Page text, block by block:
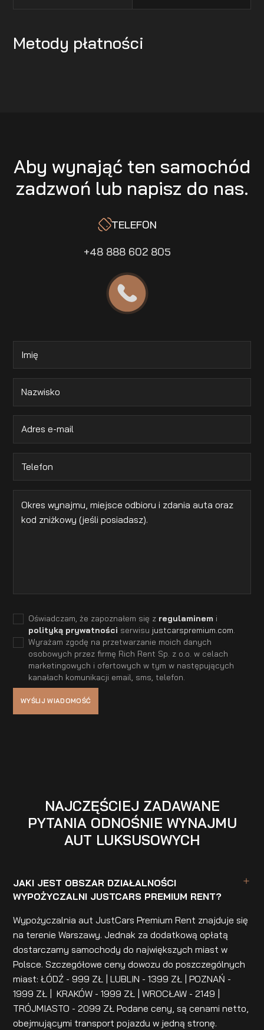
Metody płatności
Aby wynająć ten samochód
zadzwoń lub napisz do nas.
TELEFON
+48 888 602 805
Oświadczam, że zapoznałem się z regulaminemi
polityką prywatności serwisu justcarspremium.com
Wyrażam zgodę na przetwarzanie moich danych
osobowych przez firmę Rich Rent Sp. z o.o. w celach
marketingowych i ofertowych w tym w następujących
kanałach komunikacji email, sms, telefon.
NAJCZĘŚCIEJ ZADAWANE
PYTANIA ODNOŚNIE WYNAJMU
AUT LUKSUSOWYCH
JAKI JEST OBSZAR DZIAŁALNOŚCI
WYPOŻYCZALNI JUSTCARS PREMIUM RENT?
Wypożyczalnia aut JustCars Premium Rent znajduje się
na terenie Warszawy. Jednak za dodatkową opłatą
dostarczamy samochody do największych miast w
Polsce. Szczegółowe ceny dowozu do poszczególnych
miast: ŁÓDŹ - 999 ZŁ | LUBLIN - 1399 ZŁ | POZNAŃ -
1999 ZŁ | KRAKÓW - 1999 ZŁ | WROCŁAW - 2149 |
TRÓJMIASTO - 2099 ZŁ Podane ceny, są cenami netto,
obejmującymi transport pojazdu w jedną stronę.